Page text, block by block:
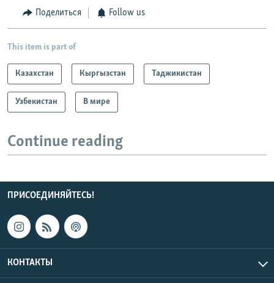
Поделиться Follow us
This item is part of
Казахстан Кыргызстан Таджикистан
Узбекистан В мире
Continue reading
ПРИСОЕДИНЯЙТЕСЬ!
КОНТАКТЫ